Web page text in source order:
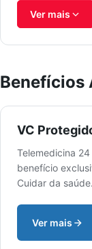
Ver mais
Benefícios
VC
Telemedicina
benefício
Cuidar da
Ver mais